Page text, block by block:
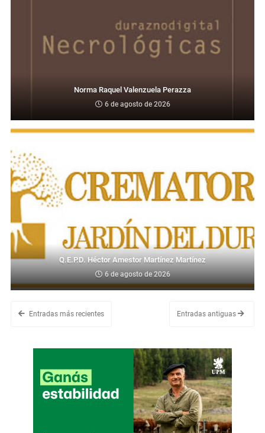
Norma Raquel Valenzuela Perazza
6 de agosto de 2026
Q.E.P.D. Héctor Amestor Martínez Martínez
6 de agosto de 2026
Entradas más recientes Entradas antiguas